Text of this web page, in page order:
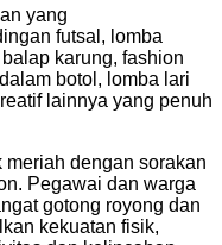
yang
futsal, lomba
karung, fashion
botol, lomba lari
lainnya yang penuh
dengan sorakan
Pegawai dan warga
gotong royong dan
kekuatan fisik,